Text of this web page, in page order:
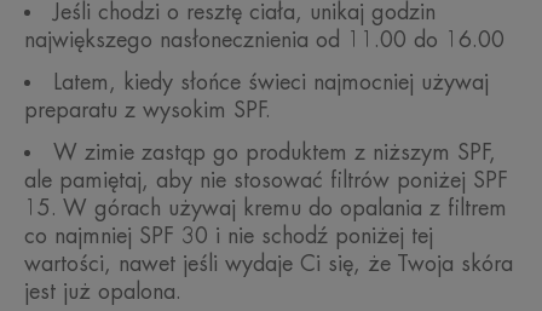
Jeśli chodzi o resztę ciała, unikaj godzin
największego nasłonecznienia od 11.00 do 16.00
Latem, kiedy słońce świeci najmocniej używaj
preparatu z wysokim SPF.
W zimie zastąp go produktem z niższym SPF,
ale pamiętaj, aby nie stosować filtrów poniżej SPF
15. W górach używaj kremu do opalania z filtrem
co najmniej SPF 30 i nie schodź poniżej tej
wartości, nawet jeśli wydaje Ci się, że Twoja skóra
jest już opalona.